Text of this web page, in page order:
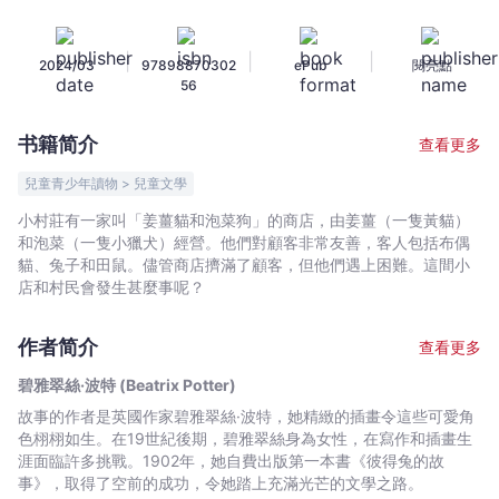
(The
Tale
Ginger
&
Pickles)
碧
翠
絲
·
波
2024/03 |
97898870302
56
ePub 閱亮點
书籍简介 查看更多
兒童青少年讀物 > 兒童文學
小村莊有一家叫「姜薑貓和泡菜狗」的商店，由姜薑（一隻黃貓）
和泡菜（一隻小獵犬）經營。他們對顧客非常友善，客人包括布偶
貓、兔子和田鼠。儘管商店擠滿了顧客，但他們遇上困難。這間小
店和村民會發生甚麼事呢？
作者简介
查看更多
碧雅翠絲·波特 (Beatrix Potter)
故事的作者是英國作家碧雅翠絲·波特，她精緻的插畫令這些可愛角
色栩栩如生。在19世紀後期，碧雅翠絲身為女性，在寫作和插畫生
涯面臨許多挑戰。1902年，她自費出版第一本書《彼得兔的故
事》，取得了空前的成功，令她踏上充滿光芒的文學之路。